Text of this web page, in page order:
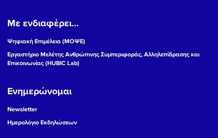
Με ενδιαφέρει...
Ψηφιακή Επιμέλεια (ΜΟΨΕ)
Εργαστήριο Μελέτης Ανθρώπινης Συμπεριφοράς, Αλληλεπίδρασης και
Επικοινωνίας (HUBIC Lab)
Ενημερώνομαι
Newsletter
Ημερολόγιο Εκδηλώσεων